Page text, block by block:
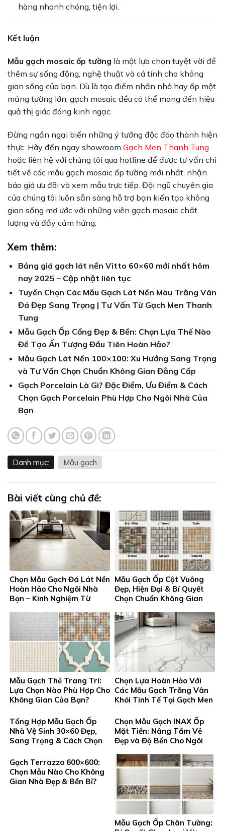
hàng nhanh chóng, tiện lợi.
Kết luận
Mẫu gạch mosaic ốp tường là một lựa chọn tuyệt vời để
thêm sự sống động, nghệ thuật và cá tính cho không
gian sống của bạn. Dù là tạo điểm nhấn nhỏ hay ốp một
mảng tường lớn, gạch mosaic đều có thể mang đến hiệu
quả thị giác đáng kinh ngạc.
Đừng ngần ngại biến những ý tưởng độc đáo thành hiện
thực. Hãy đến ngay showroom Gạch Men Thanh Tung
hoặc liên hệ với chúng tôi qua hotline để được tư vấn chi
tiết về các mẫu gạch mosaic ốp tường mới nhất, nhận
báo giá ưu đãi và xem mẫu trực tiếp. Đội ngũ chuyên gia
của chúng tôi luôn sẵn sàng hỗ trợ bạn kiến tạo không
gian sống mơ ước với những viên gạch mosaic chất
lượng và đầy cảm hứng.
Xem thêm:
Bảng giá gạch lát nền Vitto 60×60 mới nhất hôm
nay 2025 – Cập nhật liên tục
Tuyển Chọn Các Mẫu Gạch Lát Nền Màu Trắng Vân
Đá Đẹp Sang Trọng | Tư Vấn Từ Gạch Men Thanh
Tung
Mẫu Gạch Ốp Cổng Đẹp & Bền: Chọn Lựa Thế Nào
Để Tạo Ấn Tượng Đầu Tiên Hoàn Hảo?
Mẫu Gạch Lát Nền 100×100: Xu Hướng Sang Trọng
và Tư Vấn Chọn Chuẩn Không Gian Đẳng Cấp
Gạch Porcelain Là Gì? Đặc Điểm, Ưu Điểm & Cách
Chọn Gạch Porcelain Phù Hợp Cho Ngôi Nhà Của
Bạn
Danh mục: Mẫu gạch
Bài viết cùng chủ đề:
Chọn Mẫu Gạch Đá Lát Nền
Hoàn Hảo Cho Ngôi Nhà
Bạn – Kinh Nghiệm Từ
Mẫu Gạch Ốp Cột Vuông
Đẹp, Hiện Đại & Bí Quyết
Chọn Chuẩn Không Gian
Mẫu Gạch Thẻ Trang Trí:
Lựa Chọn Nào Phù Hợp Cho
Không Gian Của Bạn?
Chọn Lựa Hoàn Hảo Với
Các Mẫu Gạch Trắng Vân
Khói Tinh Tế Tại Gạch Men
Tổng Hợp Mẫu Gạch Ốp
Nhà Vệ Sinh 30×60 Đẹp,
Sang Trọng & Cách Chọn
Chọn Mẫu Gạch INAX Ốp
Mặt Tiền: Nâng Tầm Vẻ
Đẹp và Độ Bền Cho Ngôi
Gạch Terrazzo 600×600:
Chọn Mẫu Nào Cho Không
Gian Nhà Đẹp & Bền Bỉ?
Mẫu Gạch Ốp Chân Tường: